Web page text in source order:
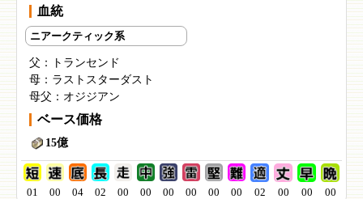
血統
ニアークティック系
父：
トランセンド
母： ラストスターダスト
母父： オジジアン
ベース価格
15億
01 00 04 02 00 00 00 00 00 00 02 00 00 00